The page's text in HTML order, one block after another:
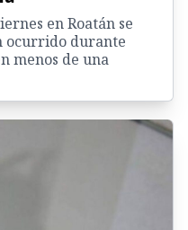
en Roatán se
ocurrido durante
menos de una